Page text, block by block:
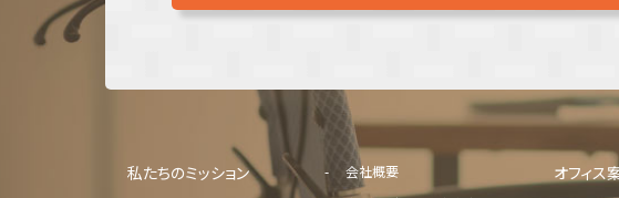
私たちのミッション
会社概要
オフィス